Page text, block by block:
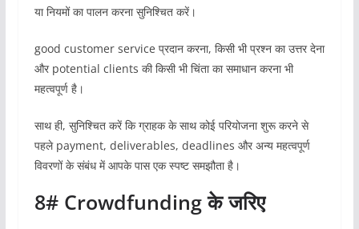
या नियमों का पालन करना सुनिश्चित करें।
good customer service प्रदान करना, किसी भी प्रश्न का उत्तर देना
और potential clients की किसी भी चिंता का समाधान करना भी
महत्वपूर्ण है।
साथ ही, सुनिश्चित करें कि ग्राहक के साथ कोई परियोजना शुरू करने से
पहले payment, deliverables, deadlines और अन्य महत्वपूर्ण
विवरणों के संबंध में आपके पास एक स्पष्ट समझौता है।
8# Crowdfunding के जरिए